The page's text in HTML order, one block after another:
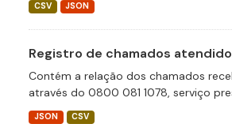
CSV JSON
Registro de chamados
Contém a relação dos chamados
através do 0800 081 1078, serviço
JSON CSV